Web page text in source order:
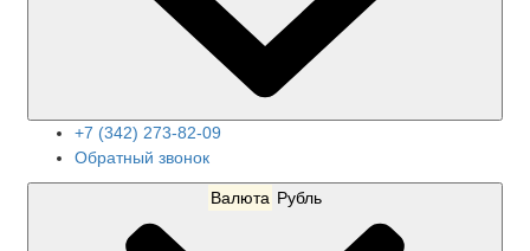
+7 (342) 273-82-09
Обратный звонок
Валюта Рубль